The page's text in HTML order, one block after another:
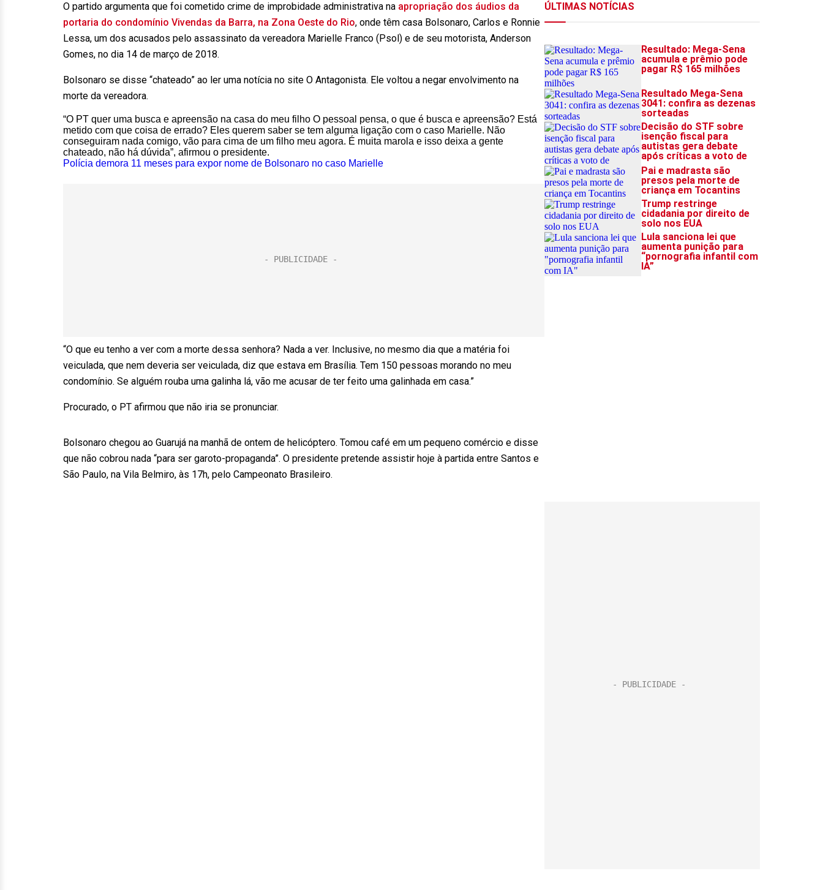
O partido argumenta que foi cometido crime de improbidade administrativa na apropriação dos áudios da
portaria do condomínio Vivendas da Barra, na Zona Oeste do Rio, onde têm casa Bolsonaro, Carlos e Ronnie
Lessa, um dos acusados pelo assassinato da vereadora Marielle Franco (Psol) e de seu motorista, Anderson
Gomes, no dia 14 de março de 2018.
Bolsonaro se disse “chateado” ao ler uma notícia no site O Antagonista. Ele voltou a negar envolvimento na
morte da vereadora.
“O PT quer uma busca e apreensão na casa do meu filho O pessoal pensa, o que é busca e apreensão? Está
metido com que coisa de errado? Eles querem saber se tem alguma ligação com o caso Marielle. Não
conseguiram nada comigo, vão para cima de um filho meu agora. É muita marola e isso deixa a gente
chateado, não há dúvida”, afirmou o presidente.
Polícia demora 11 meses para expor nome de Bolsonaro no caso Marielle
“O que eu tenho a ver com a morte dessa senhora? Nada a ver. Inclusive, no mesmo dia que a matéria foi
veiculada, que nem deveria ser veiculada, diz que estava em Brasília. Tem 150 pessoas morando no meu
condomínio. Se alguém rouba uma galinha lá, vão me acusar de ter feito uma galinhada em casa.”
Procurado, o PT afirmou que não iria se pronunciar.
Bolsonaro chegou ao Guarujá na manhã de ontem de helicóptero. Tomou café em um pequeno comércio e disse
que não cobrou nada “para ser garoto-propaganda”. O presidente pretende assistir hoje à partida entre Santos e
São Paulo, na Vila Belmiro, às 17h, pelo Campeonato Brasileiro.